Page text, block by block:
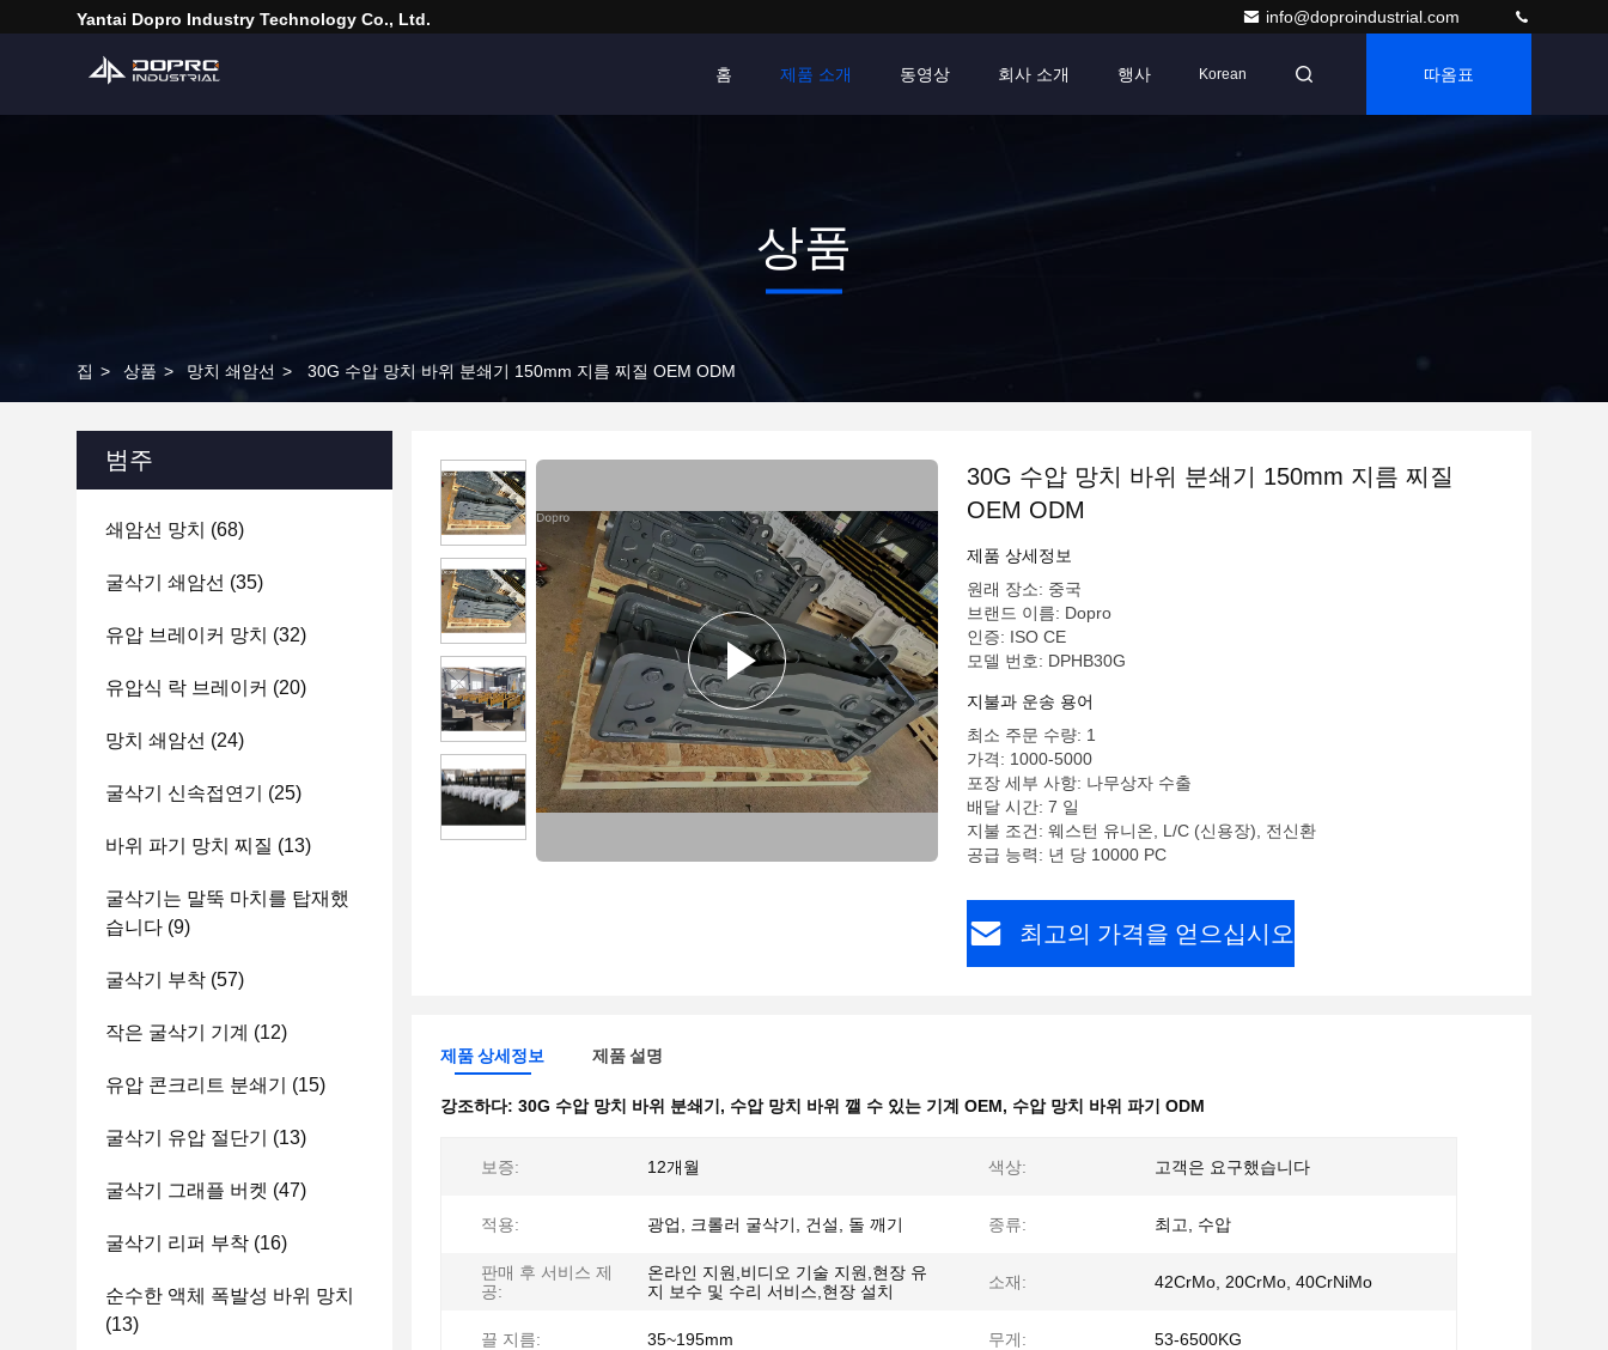
Yantai Dopro Industry Technology Co., Ltd. info@doproindustrial.com
홈 제품 소개 동영상 회사 소개 행사 Korean 따옴표
상품
집 > 상품 > 망치 쇄암선 > 30G 수압 망치 바위 분쇄기 150mm 지름 찌질 OEM ODM
범주
쇄암선 망치 (68)
굴삭기 쇄암선 (35)
유압 브레이커 망치 (32)
유압식 락 브레이커 (20)
망치 쇄암선 (24)
굴삭기 신속접연기 (25)
바위 파기 망치 찌질 (13)
굴삭기는 말뚝 마치를 탑재했
습니다 (9)
굴삭기 부착 (57)
작은 굴삭기 기계 (12)
유압 콘크리트 분쇄기 (15)
굴삭기 유압 절단기 (13)
굴삭기 그래플 버켓 (47)
굴삭기 리퍼 부착 (16)
순수한 액체 폭발성 바위 망치
(13)
30G 수압 망치 바위 분쇄기 150mm 지름 찌질
OEM ODM
제품 상세정보
원래 장소: 중국
브랜드 이름: Dopro
인증: ISO CE
모델 번호: DPHB30G
지불과 운송 용어
최소 주문 수량: 1
가격: 1000-5000
포장 세부 사항: 나무상자 수출
배달 시간: 7 일
지불 조건: 웨스턴 유니온, L/C (신용장), 전신환
공급 능력: 년 당 10000 PC
최고의 가격을 얻으십시오
제품 상세정보 제품 설명
강조하다: 30G 수압 망치 바위 분쇄기 , 수압 망치 바위 깰 수 있는 기계 OEM, 수압 망치 바위 파기 ODM
보증: 12개월 색상: 고객은 요구했습니다
적용: 광업, 크롤러 굴삭기, 건설, 돌 깨기 종류: 최고, 수압
판매 후 서비스 제
공:
온라인 지원,비디오 기술 지원,현장 유
지 보수 및 수리 서비스,현장 설치
소재: 42CrMo, 20CrMo, 40CrNiMo
끌 지름: 35~195mm 무게: 53-6500KG